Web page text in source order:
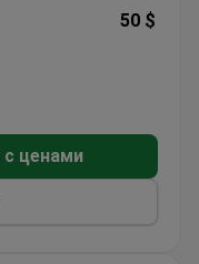
и
операций.
опухоль
50 $
с ценами